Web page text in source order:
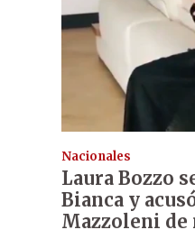
Nacionales
Laura Bozzo
Bianca y
Mazzoleni de